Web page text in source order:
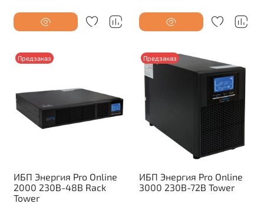
Предзаказ
ИБП Энергия Pro Online
2000 230В-48В Rack
Tower
Предзаказ
ИБП Энергия Pro Online
3000 230В-72В Tower